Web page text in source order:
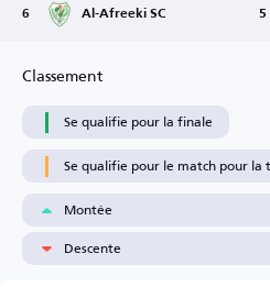
6 Al-Afreeki SC 5
Classement
Se qualifie pour la finale
Se qualifie pour le match pour la
Montée
Descente